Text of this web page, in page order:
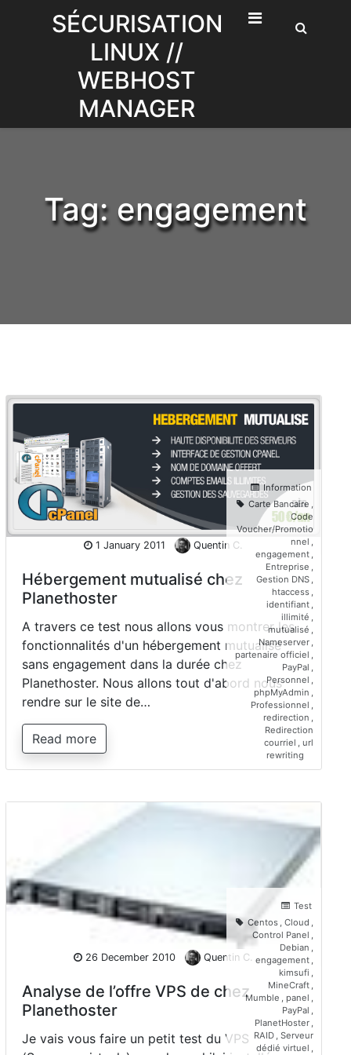
SÉCURISATION
LINUX //
WEBHOST
MANAGER
Tag: engagement
1 January 2011 Quentin C.
Hébergement mutualisé chez
Planethoster
A travers ce test nous allons vous montrer les
fonctionnalités d'un hébergement mutualisé
sans engagement dans la durée chez
Planethoster. Nous allons tout d'abord nous
rendre sur le site de…
Read more
Information
Carte Bancaire ,
Code
Voucher/Promotio
nnel ,
engagement ,
Entreprise ,
Gestion DNS ,
htaccess ,
identifiant ,
illimité ,
mutualisé ,
Nameserver ,
partenaire officiel ,
PayPal ,
Personnel ,
phpMyAdmin ,
Professionnel ,
redirection ,
Redirection
courriel , url
rewriting
26 December 2010 Quentin C.
Analyse de l’offre VPS de chez
Planethoster
Je vais vous faire un petit test du VPS
Test
Centos , Cloud ,
Control Panel ,
Debian ,
engagement ,
kimsufi ,
MineCraft ,
Mumble , panel ,
PayPal ,
PlanetHoster ,
RAID , Serveur
dédié virtuel ,